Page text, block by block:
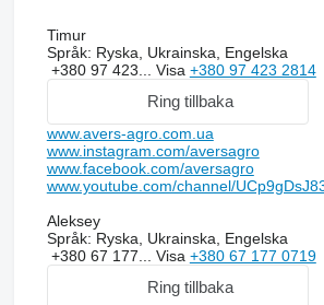
Timur
Språk: Ryska, Ukrainska, Engelska
+380 97 423... Visa +380 97 423 2814
Ring tillbaka
www.avers-agro.com.ua
www.instagram.com/aversagro
www.facebook.com/aversagro
www.youtube.com/channel/
Aleksey
Språk: Ryska, Ukrainska, Engelska
+380 67 177... Visa +380 67 177 0719
Ring tillbaka